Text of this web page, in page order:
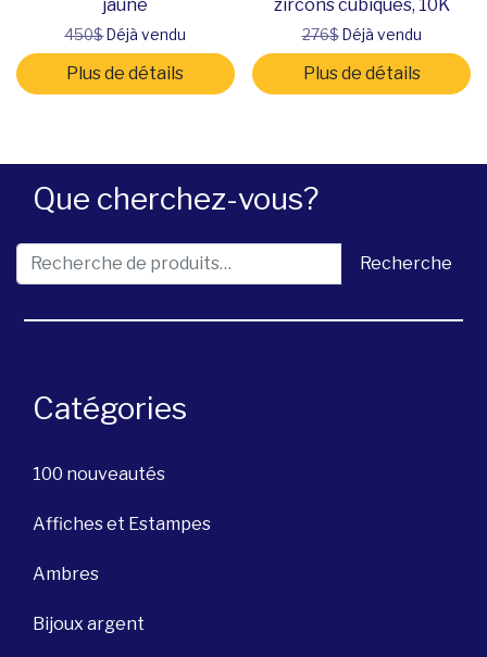
Que cherchez-vous?
Recherche pour : Recherche
Catégories
100 nouveautés
Affiches et Estampes
Ambres
Bijoux argent
jaune
450$Déjà vendu
Plus de détails
zircons cubiques, 10K
276$Déjà vendu
Plus de détails